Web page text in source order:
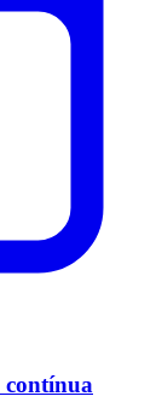
contínua